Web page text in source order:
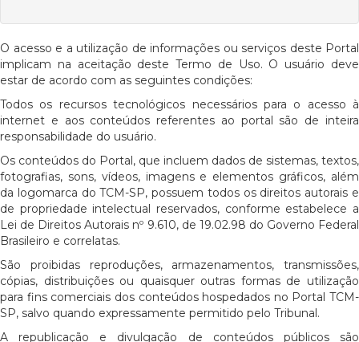
O acesso e a utilização de informações ou serviços deste Portal
implicam na aceitação deste Termo de Uso. O usuário deve
estar de acordo com as seguintes condições:
Todos os recursos tecnológicos necessários para o acesso à
internet e aos conteúdos referentes ao portal são de inteira
responsabilidade do usuário.
Os conteúdos do Portal, que incluem dados de sistemas, textos,
fotografias, sons, vídeos, imagens e elementos gráficos, além
da logomarca do TCM-SP, possuem todos os direitos autorais e
de propriedade intelectual reservados, conforme estabelece a
Lei de Direitos Autorais nº 9.610, de 19.02.98 do Governo Federal
Brasileiro e correlatas.
São proibidas reproduções, armazenamentos, transmissões,
cópias, distribuições ou quaisquer outras formas de utilização
para fins comerciais dos conteúdos hospedados no Portal TCM-
SP, salvo quando expressamente permitido pelo Tribunal.
A republicação e divulgação de conteúdos públicos são